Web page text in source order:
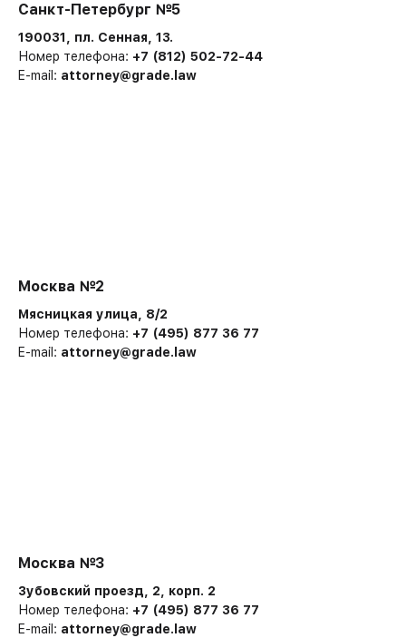
Санкт-Петербург №5
190031, пл. Сенная, 13.
Номер телефона: +7 (812) 502-72-44
E-mail: attorney@grade.law
Москва №2
Мясницкая улица, 8/2
Номер телефона: +7 (495) 877 36 77
E-mail: attorney@grade.law
Москва №3
Зубовский проезд, 2, корп. 2
Номер телефона: +7 (495) 877 36 77
E-mail: attorney@grade.law